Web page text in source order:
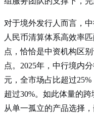
对于境外发行人而言，
人民币清算体系高效率
点，恰恰是中资机构区
点。2025年，中行境内
元，全市场占比超过
超过30%。如此体量的
从单一孤立的产品选择